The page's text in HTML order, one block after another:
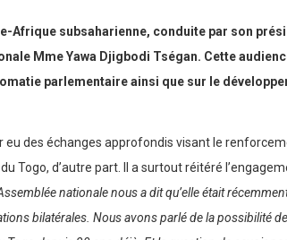
subsaharienne, conduite par son
Mme Yawa Djigbodi Tségan. Cette
parlementaire ainsi que sur le
eu des échanges approfondis visant le
Togo, d’autre part. Il a surtout réitéré
nationale nous a dit qu’elle était
bilatérales. Nous avons parlé de la possibilité